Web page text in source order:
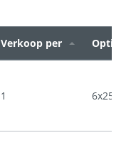
Verkoop per Opties
1